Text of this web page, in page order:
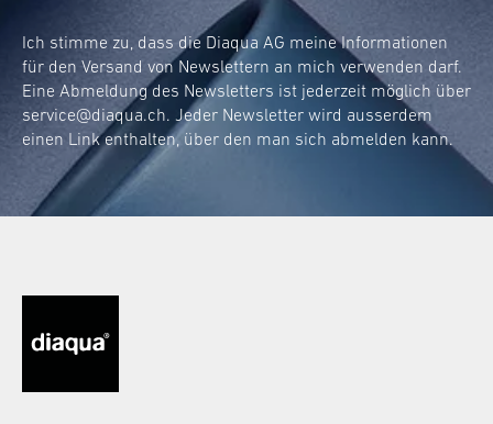
Ich stimme zu, dass die Diaqua AG meine Informationen
für den Versand von Newslettern an mich verwenden darf.
Eine Abmeldung des Newsletters ist jederzeit möglich über
service@diaqua.ch. Jeder Newsletter wird ausserdem
einen Link enthalten, über den man sich abmelden kann.